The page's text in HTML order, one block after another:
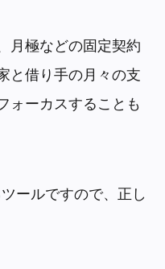
月極などの固定契約
と借り手の月々の支
ォーカスすることも
ールですので、正し